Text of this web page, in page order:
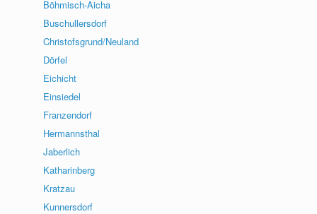
Böhmisch-Aicha
Buschullersdorf
Christofsgrund/Neuland
Dörfel
Eichicht
Einsiedel
Franzendorf
Hermannsthal
Jaberlich
Katharinberg
Kratzau
Kunnersdorf